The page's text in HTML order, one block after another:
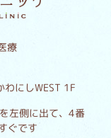
療
にしWEST 1F
左側に出て、4番
ぐです